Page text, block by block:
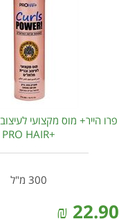
פרו הייר+ מוס מקצועי
+PRO HAIR
300 מ"ל
22.90
₪